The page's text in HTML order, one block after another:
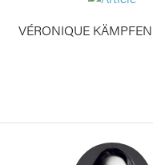
VÉRONIQUE KÄMPFEN